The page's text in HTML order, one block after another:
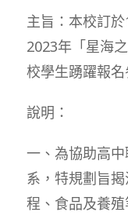
主旨：本校訂
2023年「星海
校學生踴躍報名
說明：
一、為協助高
系，特規劃旨
程、食品及養